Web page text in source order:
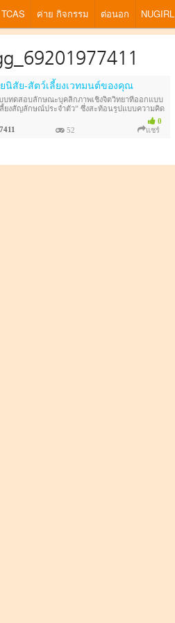
TCAS ค่าย กิจกรรม ต่อนอก NUGIRL
นิสัย-สัตว์เลี้ยงเวทมนต์ของคุณ
0
บทดสอบลักษณะบุคลิกภาพเชิงจิตวิทยาที่ออกแบบ
ยงสัญลักษณ์ประจำตัว” ซึ่งสะท้อนรูปแบบความคิด
ของผู้ทำแบบทดสอบ ผ่านคำถามที่เกี่ยวข้องกับ
อบ
52 แชร์